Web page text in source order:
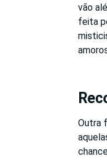
vão
feita
Outra